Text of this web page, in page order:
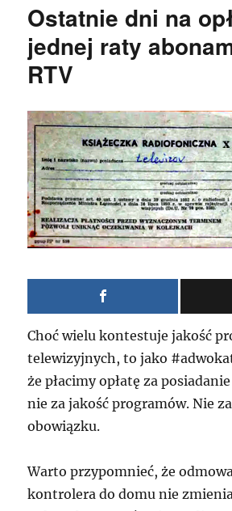
Ostatnie dni na
jednej raty
RTV
Choć wielu kontestuje jakość
telewizyjnych, to jako
że płacimy opłatę za
nie za jakość programów. Nie
obowiązku.
Warto przypomnieć, że
kontrolera do domu nie